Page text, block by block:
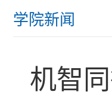
学院新闻
机智